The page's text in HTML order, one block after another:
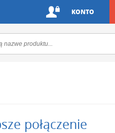
KONTO
połączenie